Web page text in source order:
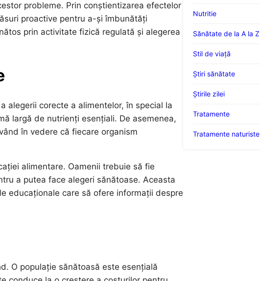
probleme. Prin conștientizarea efectelor
proactive pentru a-și îmbunătăți
prin activitate fizică regulată și alegerea
alegerii corecte a alimentelor, în special la
largă de nutrienți esențiali. De asemenea,
în vedere că fiecare organism
alimentare. Oamenii trebuie să fie
a putea face alegeri sănătoase. Aceasta
educaționale care să ofere informații despre
O populație sănătoasă este esențială
Nutritie
Sănătate de la A la Z
Stil de viaţă
Ştiri sănătate
Știrile zilei
Tratamente
Tratamente naturiste